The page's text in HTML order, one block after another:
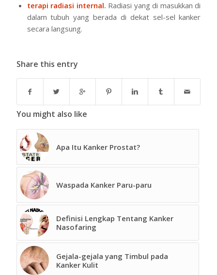
terapi radiasi internal. Radiasi yang di masukkan di
dalam tubuh yang berada di dekat sel-sel kanker
secara langsung.
Share this entry
You might also like
Apa Itu Kanker Prostat?
Waspada Kanker Paru-paru
Definisi Lengkap Tentang Kanker
Nasofaring
Gejala-gejala yang Timbul pada
Kanker Kulit